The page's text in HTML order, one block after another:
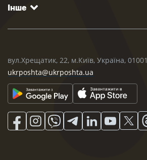
Інше
вул.Хрещатик, 22, м.Київ, Україна, 01001
ukrposhta@ukrposhta.ua